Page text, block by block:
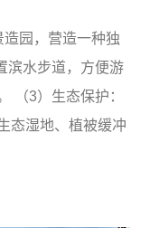
造园，营造一种独
滨水步道，方便游
（3）生态保护：
态湿地、植被缓冲